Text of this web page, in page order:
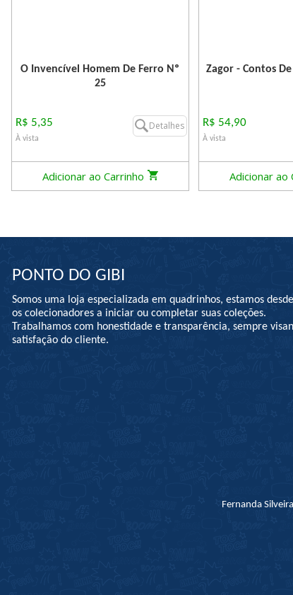
O Invencível Homem De Ferro Nº
25
R$ 5,35
À vista
Detalhes
Adicionar ao Carrinho
Zagor - Contos
R$ 54,90
À vista
Adicionar ao
PONTO DO GIBI
Somos uma loja especializada em quadrinhos, estamos
os colecionadores a iniciar ou completar suas coleções.
Trabalhamos com honestidade e transparência, sempre
satisfação do cliente.
Fernanda